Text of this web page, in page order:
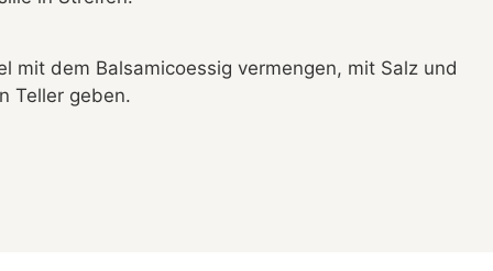
mit dem Balsamicoessig vermengen, mit Salz und
Teller geben.